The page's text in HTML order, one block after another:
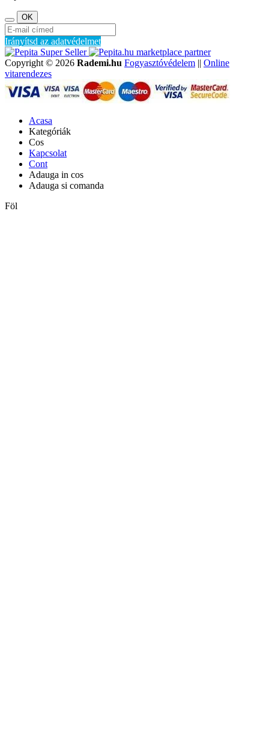
Irányítsd az adatvédelmet
marketplace partner
Copyright © 2026 Rademi.hu Fogyasztóvédelem || Online
vitarendezes
Acasa
Kategóriák
Cos
Kapcsolat
Cont
Adauga in cos
Adauga si comanda
Föl